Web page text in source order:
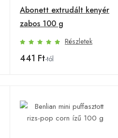
Abonett extrudált kenyér
zabos 100 g
Részletek
441 Ft-tól